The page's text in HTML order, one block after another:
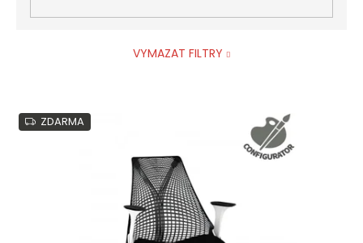
VYMAZAT FILTRY
V
ý ZDARMA